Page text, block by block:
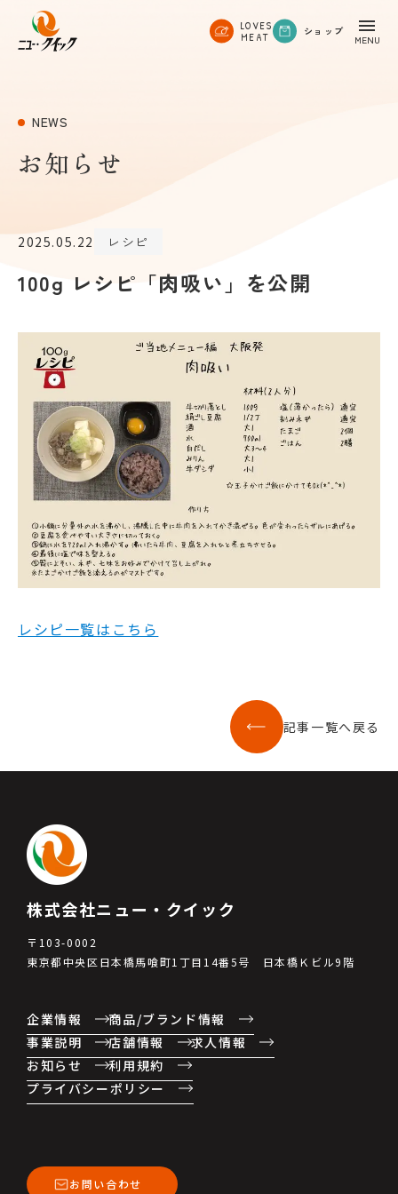
LOVES
MEAT ショップ
NEWS
お知らせ
2025.05.22 レシピ
100g レシピ「肉吸い」を公開
レシピ一覧はこちら
記事一覧へ戻る
株式会社ニュー・クイック
〒103-0002
東京都中央区日本橋馬喰町1丁目14番5号 日本橋Ｋビル9階
企業情報
商品/ブランド情報
事業説明
店舗情報
求人情報
お知らせ
利用規約
プライバシーポリシー
お問い合わせ